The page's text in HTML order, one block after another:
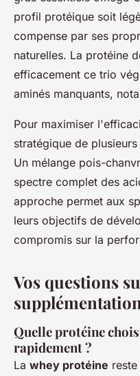
profil protéique soit
compense par ses
naturelles. La protéine
efficacement ce trio
aminés manquants,
Pour maximiser
stratégique de
Un mélange pois-
spectre complet des
approche permet aux
leurs objectifs de
compromis sur la
Vos questions
Quelle protéine
rapidement ?
La whey protéine